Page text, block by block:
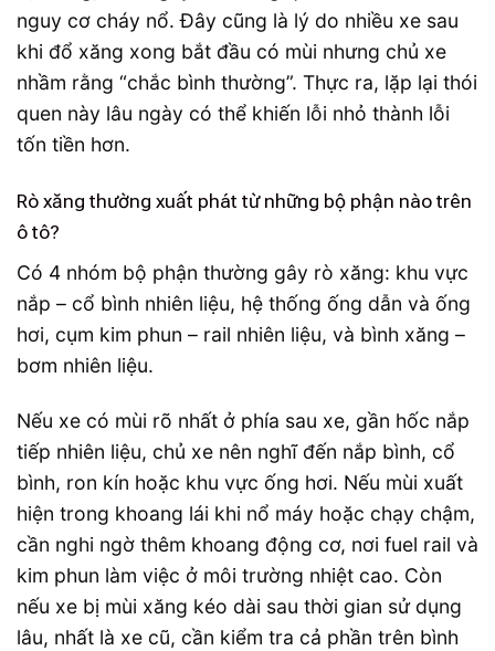
nguy cơ cháy nổ. Đây cũng là lý do nhiều xe sau
khi đổ xăng xong bắt đầu có mùi nhưng chủ xe
nhầm rằng “chắc bình thường”. Thực ra, lặp lại thói
quen này lâu ngày có thể khiến lỗi nhỏ thành lỗi
tốn tiền hơn.
Rò xăng thường xuất phát từ những bộ phận nào trên
ô tô?
Có 4 nhóm bộ phận thường gây rò xăng: khu vực
nắp – cổ bình nhiên liệu, hệ thống ống dẫn và ống
hơi, cụm kim phun – rail nhiên liệu, và bình xăng –
bơm nhiên liệu.
Nếu xe có mùi rõ nhất ở phía sau xe, gần hốc nắp
tiếp nhiên liệu, chủ xe nên nghĩ đến nắp bình, cổ
bình, ron kín hoặc khu vực ống hơi. Nếu mùi xuất
hiện trong khoang lái khi nổ máy hoặc chạy chậm,
cần nghi ngờ thêm khoang động cơ, nơi fuel rail và
kim phun làm việc ở môi trường nhiệt cao. Còn
nếu xe bị mùi xăng kéo dài sau thời gian sử dụng
lâu, nhất là xe cũ, cần kiểm tra cả phần trên bình